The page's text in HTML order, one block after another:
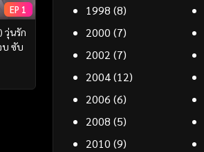
EP 1
วุ่นรัก
บ ซับ
1998 (8)
2000 (7)
2002 (7)
2004(12)
2006 (6)
2008 (5)
2010 (9)